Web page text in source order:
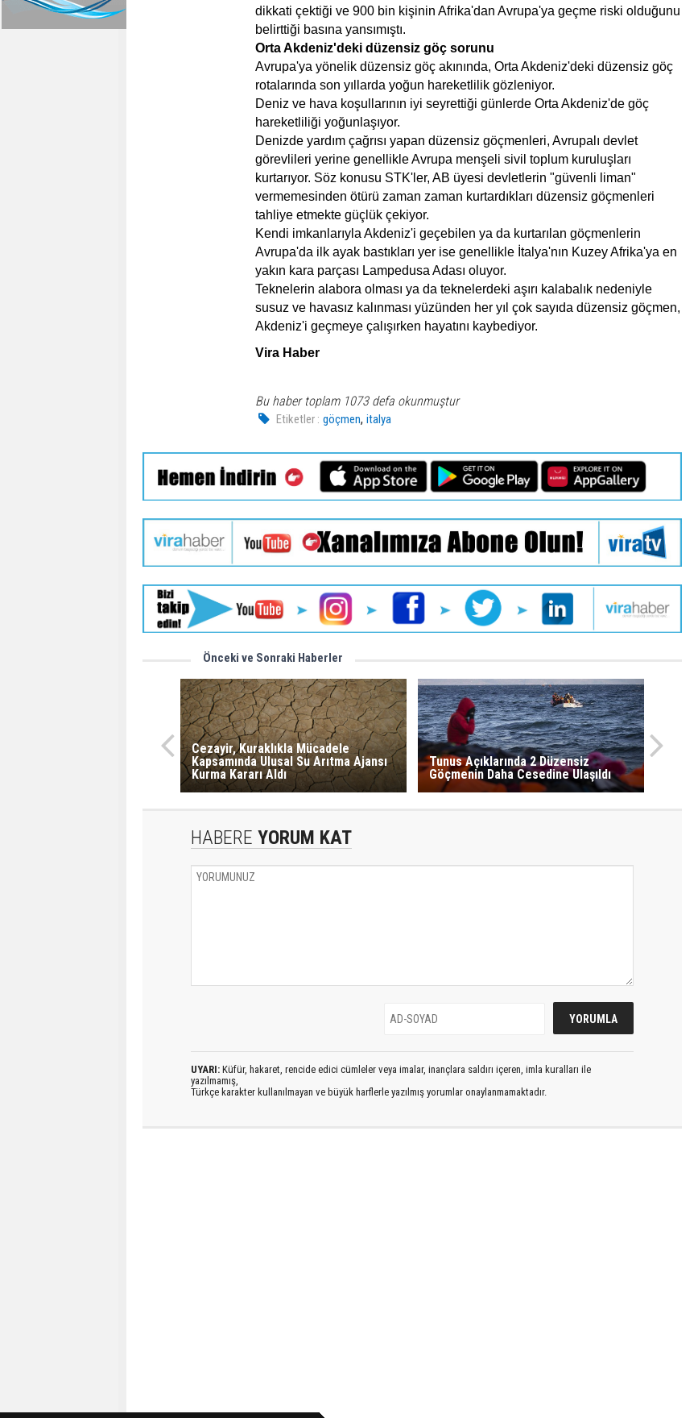
dikkati çektiği ve 900 bin kişinin Afrika'dan Avrupa'ya geçme riski olduğunu
belirttiği basına yansımıştı.
Orta Akdeniz'deki düzensiz göç sorunu
Avrupa'ya yönelik düzensiz göç akınında, Orta Akdeniz'deki düzensiz göç
rotalarında son yıllarda yoğun hareketlilik gözleniyor.
Deniz ve hava koşullarının iyi seyrettiği günlerde Orta Akdeniz'de göç
hareketliliği yoğunlaşıyor.
Denizde yardım çağrısı yapan düzensiz göçmenleri, Avrupalı devlet
görevlileri yerine genellikle Avrupa menşeli sivil toplum kuruluşları
kurtarıyor. Söz konusu STK'ler, AB üyesi devletlerin "güvenli liman"
vermemesinden ötürü zaman zaman kurtardıkları düzensiz göçmenleri
tahliye etmekte güçlük çekiyor.
Kendi imkanlarıyla Akdeniz'i geçebilen ya da kurtarılan göçmenlerin
Avrupa'da ilk ayak bastıkları yer ise genellikle İtalya'nın Kuzey Afrika'ya en
yakın kara parçası Lampedusa Adası oluyor.
Teknelerin alabora olması ya da teknelerdeki aşırı kalabalık nedeniyle
susuz ve havasız kalınması yüzünden her yıl çok sayıda düzensiz göçmen,
Akdeniz'i geçmeye çalışırken hayatını kaybediyor.
Vira Haber
Bu haber toplam 1073 defa okunmuştur
Etiketler : göçmen,italya
Önceki ve Sonraki Haberler
Cezayir, Kuraklıkla Mücadele
Kapsamında Ulusal Su Arıtma Ajansı
Kurma Kararı Aldı
Tunus Açıklarında 2 Düzensiz
Göçmenin Daha Cesedine Ulaşıldı
HABERE YORUM KAT
UYARI: Küfür, hakaret, rencide edici cümleler veya imalar, inançlara saldırı içeren, imla kuralları ile
yazılmamış,
Türkçe karakter kullanılmayan ve büyük harflerle yazılmış yorumlar onaylanmamaktadır.